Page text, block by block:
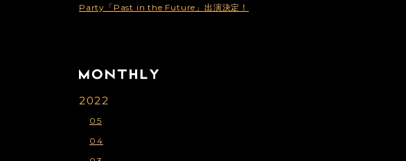
Party「Past in the Future」出演決定！
2022
05
04